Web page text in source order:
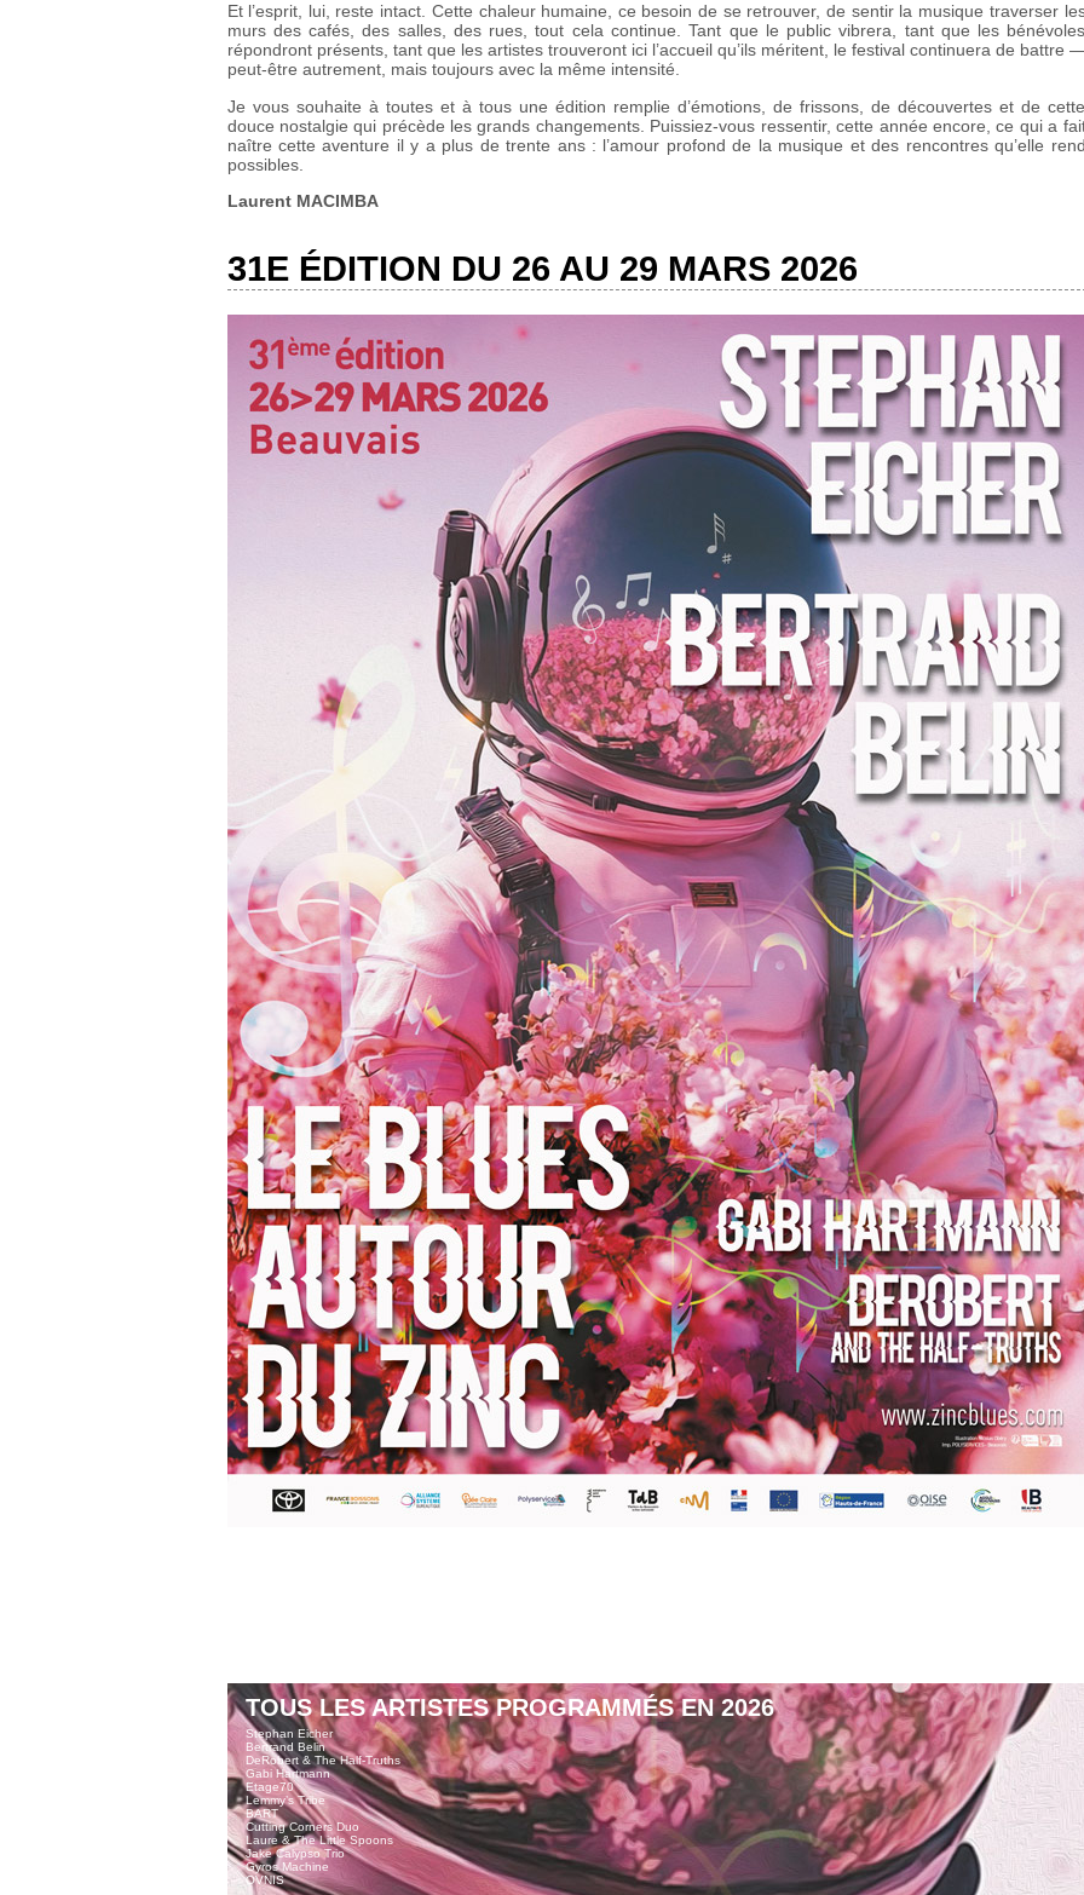
Et l’esprit, lui, reste intact. Cette chaleur humaine, ce besoin de se retrouver, de sentir la musique traverser
murs des cafés, des salles, des rues, tout cela continue. Tant que le public vibrera, tant que les bénévoles
répondront présents, tant que les artistes trouveront ici l’accueil qu’ils méritent, le festival continuera de battre
peut‑être autrement, mais toujours avec la même intensité.
Je vous souhaite à toutes et à tous une édition remplie d’émotions, de frissons, de découvertes et de cette
douce nostalgie qui précède les grands changements. Puissiez‑vous ressentir, cette année encore, ce qui a
naître cette aventure il y a plus de trente ans : l’amour profond de la musique et des rencontres qu’elle rend
possibles.
Laurent MACIMBA
31E ÉDITION DU 26 AU 29 MARS 2026
TOUS LES ARTISTES PROGRAMMÉS EN 2026
Stephan Eicher
Bertrand Belin
DeRobert & The Half-Truths
Gabi Hartmann
Etage70
Lemmy’s Tribe
BART
Cutting Corners Duo
Laure & The Little Spoons
Jake Calypso Trio
Gyros Machine
OVNIS